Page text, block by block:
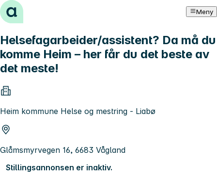
Hopp til innhold Meny
Helsefagarbeider/assistent? Da må du
komme Heim – her får du det beste av
det meste!
Heim kommune Helse og mestring - Liabø
Glåmsmyrvegen 16, 6683 Vågland
Stillingsannonsen er inaktiv.